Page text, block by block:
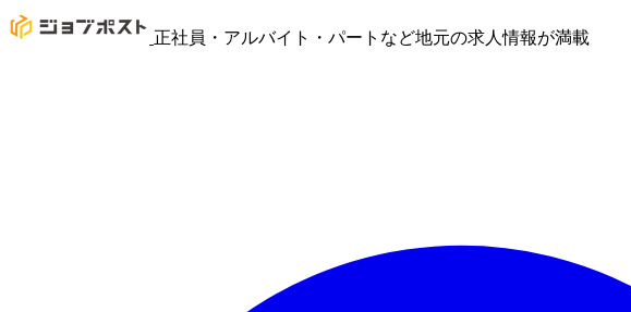
正社員・アルバイト・パートなど地元の求人情報が満載